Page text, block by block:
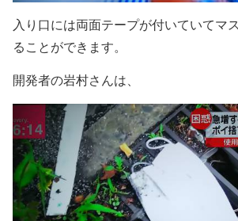
入り口には両面テープが付いていてマ
ることができます。
開発者の岩村さんは、